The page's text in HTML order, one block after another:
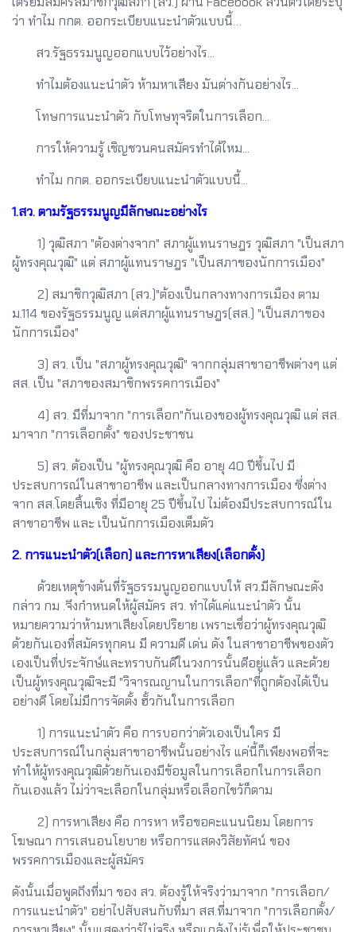
ว่า ทำไม กกต. ออกระเบียบแนะนำตัวแบบนี้…
สว.รัฐธรรมนูญออกแบบไว้อย่างไร...
ทำไมต้องแนะนำตัว ห้ามหาเสียง มันต่างกันอย่างไร...
โทษการแนะนำตัว กับโทษทุจริตในการเลือก...
การให้ความรู้ เชิญชวนคนสมัครทำได้ไหม...
ทำไม กกต. ออกระเบียบแนะนำตัวแบบนี้...
1.สว. ตามรัฐธรรมนูญมีลักษณะอย่างไร
1) วุฒิสภา "ต้องต่างจาก" สภาผู้แทนราษฎร วุฒิสภา "เป็นสภา
ผู้ทรงคุณวุฒิ" แต่ สภาผู้แทนราษฎร "เป็นสภาของนักการเมือง"
2) สมาชิกวุฒิสภา (สว.)"ต้องเป็นกลางทางการเมือง ตาม
ม.114 ของรัฐธรรมนูญ แต่สภาผู้แทนราษฎร(สส.) "เป็นสภาของ
นักการเมือง"
3) สว. เป็น "สภาผู้ทรงคุณวุฒิ" จากกลุ่มสาขาอาชีพต่างๆ แต่
สส. เป็น "สภาของสมาชิกพรรคการเมือง"
4) สว. มีที่มาจาก "การเลือก"กันเองของผู้ทรงคุณวุฒิ แต่ สส.
มาจาก "การเลือกตั้ง" ของประชาชน
5) สว. ต้องเป็น "ผู้ทรงคุณวุฒิ คือ อายุ 40 ปีขึ้นไป มี
ประสบการณ์ในสาขาอาชีพ และเป็นกลางทางการเมือง ซึ่งต่าง
จาก สส.โดยสิ้นเชิง ที่มีอายุ 25 ปีขึ้นไป ไม่ต้องมีประสบการณ์ใน
สาขาอาชีพ และ เป็นนักการเมืองเต็มตัว
2. การแนะนำตัว(เลือก) และการหาเสียง(เลือกตั้ง)
ด้วยเหตุข้างต้นที่รัฐธรรมนูญออกแบบให้ สว.มีลักษณะดัง
กล่าว กม .จึงกำหนดให้ผู้สมัคร สว. ทำได้แค่แนะนำตัว นั้น
หมายความว่าห้ามหาเสียงโดยปริยาย เพราะเชื่อว่าผู้ทรงคุณวุฒิ
ด้วยกันเองที่สมัครทุกคน มี ความดี เด่น ดัง ในสาขาอาชีพของตัว
เองเป็นที่ประจักษ์และทราบกันดีในวงการนั้นดีอยู่แล้ว และด้วย
เป็นผู้ทรงคุณวุฒิจะมี "วิจารณญานในการเลือก"ที่ถูกต้องได้เป็น
อย่างดี โดยไม่มีการจัดตั้ง ฮั้วกันในการเลือก
1) การแนะนำตัว คือ การบอกว่าตัวเองเป็นใคร มี
ประสบการณ์ในกลุ่มสาขาอาชีพนั้นอย่างไร แค่นี้ก็เพียงพอที่จะ
ทำให้ผู้ทรงคุณวุฒิด้วยกันเองมีข้อมูลในการเลือกในการเลือก
กันเองแล้ว ไม่ว่าจะเลือกในกลุ่มหรือเลือกไขว้ก็ตาม
2) การหาเสียง คือ การหา หรือขอคะแนนนิยม โดยการ
โฆษณา การเสนอนโยบาย หรือการแสดงวิสัยทัศน์ ของ
พรรคการเมืองและผู้สมัคร
ดังนั้นเมื่อพูดถึงที่มา ของ สว. ต้องรู้ให้จริงว่ามาจาก "การเลือก/
การแนะนำตัว" อย่าไปสับสนกับที่มา สส.ที่มาจาก "การเลือกตั้ง/